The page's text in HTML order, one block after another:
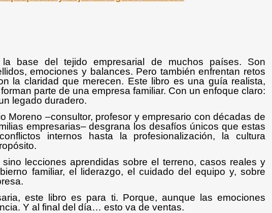
la base del tejido empresarial de muchos países. Son
emociones y balances. Pero también enfrentan retos
la claridad que merecen. Este libro es una guía realista,
parte de una empresa familiar. Con un enfoque claro:
legado duradero.
Moreno –consultor, profesor y empresario con décadas de
empresarias– desgrana los desafíos únicos que estas
internos hasta la profesionalización, la cultura
lecciones aprendidas sobre el terreno, casos reales y
familiar, el liderazgo, el cuidado del equipo y, sobre
este
libro es para ti. Porque, aunque las emociones
Y al final del día… esto va de ventas.